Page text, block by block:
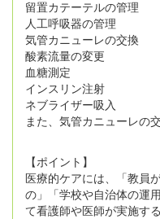
留置カテーテルの管理
人工呼吸器の管理
気管カニューレの交換
酸素流量の変更
血糖測定
インスリン注射
ネブライザー吸入
また、気管カニューレの
【ポイント】
医療的ケアには、「教員
の」「学校や自治体の運
て看護師や医師が実施す